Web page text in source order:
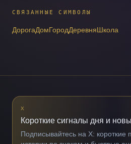
СВЯЗАННЫЕ СИМВОЛЫ
ДорогаДомГородДеревняШкола
X
Короткие сигналы дня и
Подписывайтесь на X: короткие